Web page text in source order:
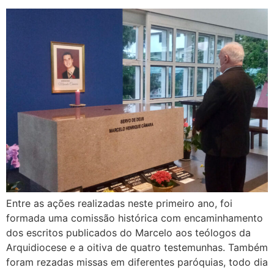
Entre as ações realizadas neste primeiro ano, foi
formada uma comissão histórica com encaminhamento
dos escritos publicados do Marcelo aos teólogos da
Arquidiocese e a oitiva de quatro testemunhas. Também
foram rezadas missas em diferentes paróquias, todo dia